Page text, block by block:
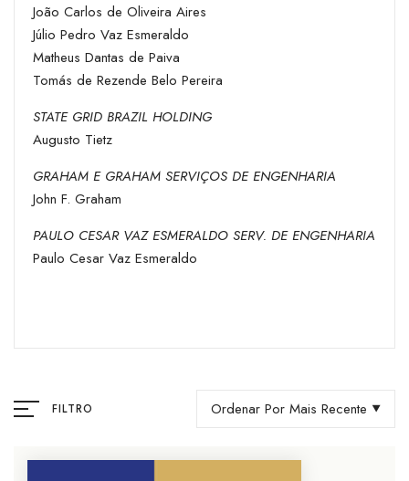
João Carlos de Oliveira Aires
Júlio Pedro Vaz Esmeraldo
Matheus Dantas de Paiva
Tomás de Rezende Belo Pereira
STATE GRID BRAZIL HOLDING
Augusto Tietz
GRAHAM E GRAHAM SERVIÇOS DE ENGENHARIA
John F. Graham
PAULO CESAR VAZ ESMERALDO SERV. DE ENGENHARIA
Paulo Cesar Vaz Esmeraldo
FILTRO Ordenar Por Mais Recente